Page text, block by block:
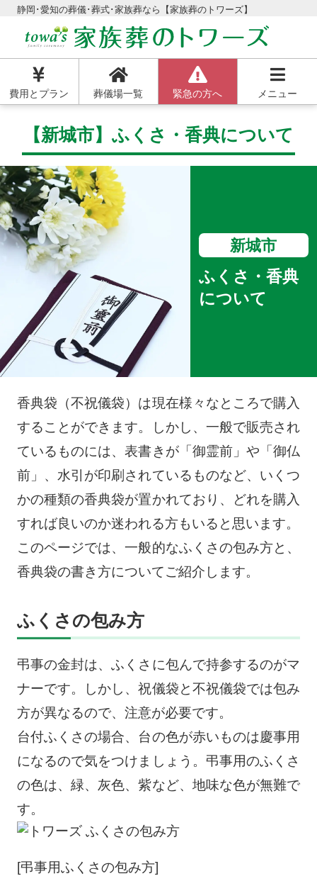
静岡･愛知の葬儀･葬式･家族葬なら【家族葬のトワーズ】
費用とプラン 葬儀場一覧 緊急の方へ メニュー
【新城市】ふくさ・香典について
新城市
ふくさ・香典
について
香典袋（不祝儀袋）は現在様々なところで購入
することができます。しかし、一般で販売され
ているものには、表書きが「御霊前」や「御仏
前」、水引が印刷されているものなど、いくつ
かの種類の香典袋が置かれており、どれを購入
すれば良いのか迷われる方もいると思います。
このページでは、一般的なふくさの包み方と、
香典袋の書き方についてご紹介します。
ふくさの包み方
弔事の金封は、ふくさに包んで持参するのがマ
ナーです。しかし、祝儀袋と不祝儀袋では包み
方が異なるので、注意が必要です。
台付ふくさの場合、台の色が赤いものは慶事用
になるので気をつけましょう。弔事用のふくさ
の色は、緑、灰色、紫など、地味な色が無難で
す。
[弔事用ふくさの包み方]